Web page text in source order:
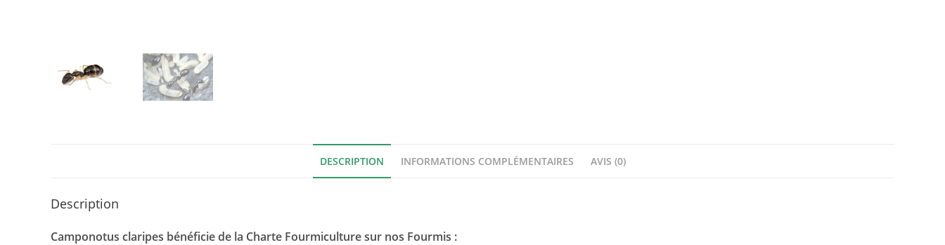
DESCRIPTION INFORMATIONS COMPLÉMENTAIRES AVIS (0)
Description
Camponotus claripes bénéficie de la Charte Fourmiculture sur nos Fourmis :